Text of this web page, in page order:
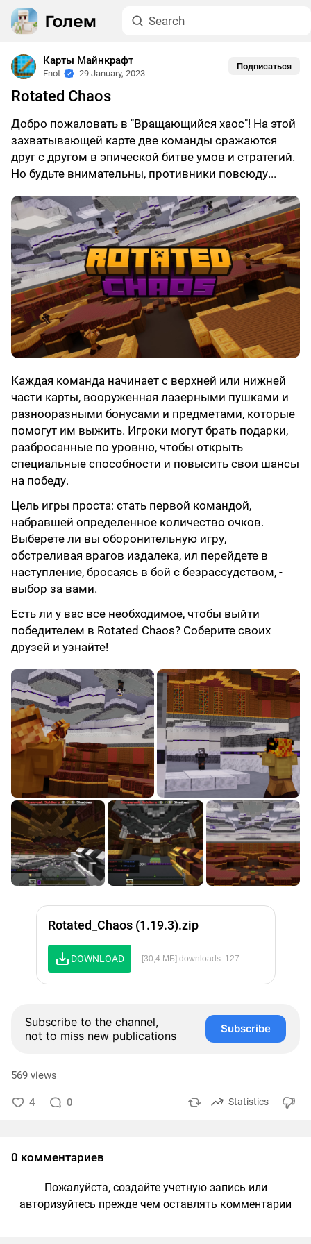
Карты Майнкрафт
Enot 29 January, 2023
Подписаться
Rotated Chaos
Добро пожаловать в "Вращающийся хаос"! На этой
захватывающей карте две команды сражаются
друг с другом в эпической битве умов и стратегий.
Но будьте внимательны, противники повсюду...
Каждая команда начинает с верхней или нижней
части карты, вооруженная лазерными пушками и
разнооразными бонусами и предметами, которые
помогут им выжить. Игроки могут брать подарки,
разбросанные по уровню, чтобы открыть
специальные способности и повысить свои шансы
на победу.
Цель игры проста: стать первой командой,
набравшей определенное количество очков.
Выберете ли вы оборонительную игру,
обстреливая врагов издалека, ил перейдете в
наступление, бросаясь в бой с безрассудством, -
выбор за вами.
Есть ли у вас все необходимое, чтобы выйти
победителем в Rotated Chaos? Соберите своих
друзей и узнайте!
Rotated_Chaos (1.19.3).zip
DOWNLOAD [30,4 МБ] downloads: 127
Subscribe to the channel,
not to miss new publications
Subscribe
569 views
4 0 Statistics
0 комментариев
Пожалуйста, создайте учетную запись или
авторизуйтесь прежде чем оставлять комментарии